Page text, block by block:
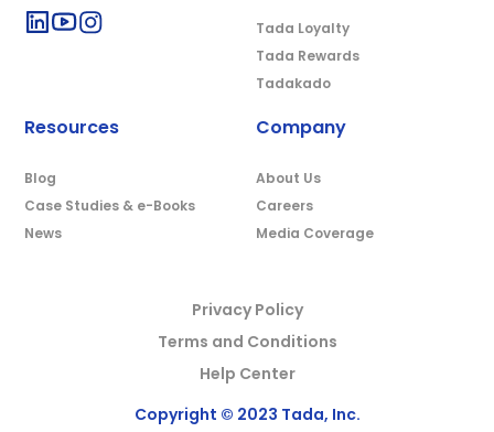
Tada Loyalty
Tada Rewards
Tadakado
Resources
Blog
Case Studies & e-Books
News
Company
About Us
Careers
Media Coverage
Privacy Policy
Terms and Conditions
Help Center
Copyright © 2023 Tada, Inc.